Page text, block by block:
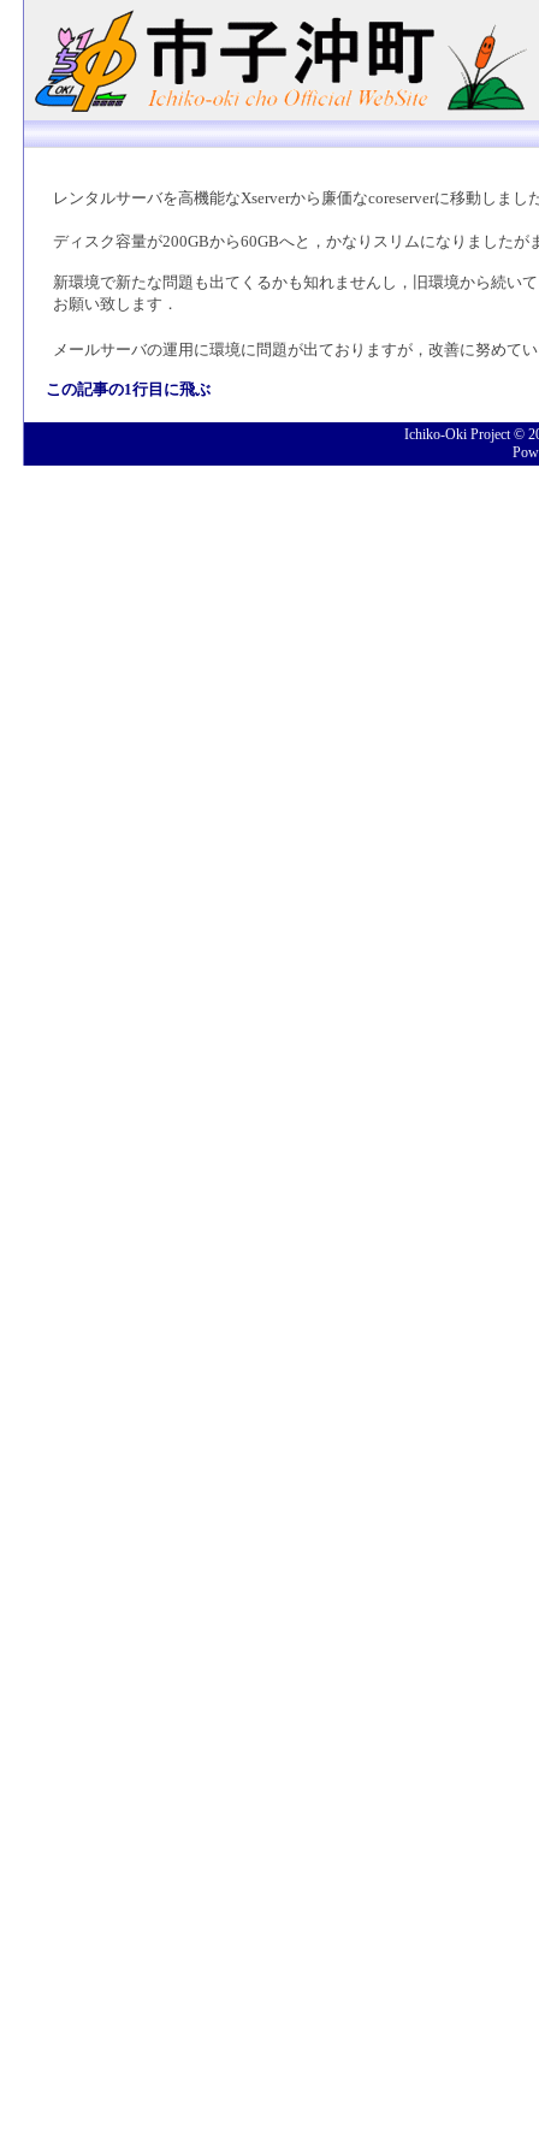
レンタルサーバを高機能なXserverから廉価なcoreserverに移動しまし
ディスク容量が200GBから60GBへと，かなりスリムになりました
新環境で新たな問題も出てくるかも知れませんし，旧環境から続い
お願い致します．
メールサーバの運用に環境に問題が出ておりますが，改善に努めて
この記事の1行目に飛ぶ
Ichiko-Oki Project ©